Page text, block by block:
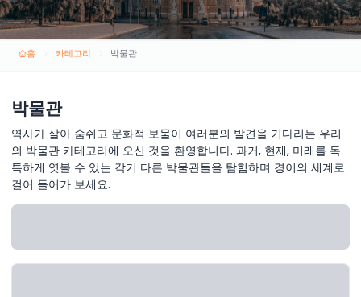
홈 카테고리 박물관
박물관
역사가 살아 숨쉬고 문화적 보물이 여러분의 발견을 기다리는 우리
의 박물관 카테고리에 오신 것을 환영합니다. 과거, 현재, 미래를 독
특하게 엿볼 수 있는 각기 다른 박물관들을 탐험하며 경이의 세계로
걸어 들어가 보세요.